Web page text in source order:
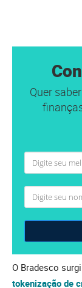
Quer
O Bradesco
tokenização de